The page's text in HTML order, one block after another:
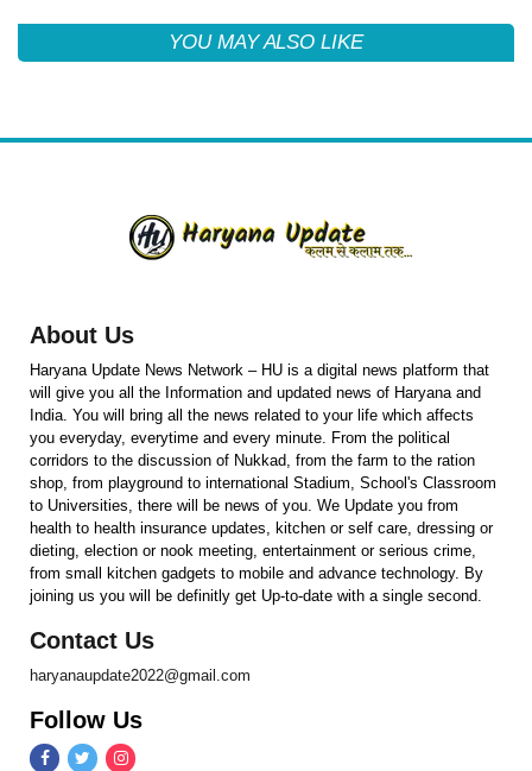
YOU MAY ALSO LIKE
About Us
Haryana Update News Network – HU is a digital news platform that
will give you all the Information and updated news of Haryana and
India. You will bring all the news related to your life which affects
you everyday, everytime and every minute. From the political
corridors to the discussion of Nukkad, from the farm to the ration
shop, from playground to international Stadium, School's Classroom
to Universities, there will be news of you. We Update you from
health to health insurance updates, kitchen or self care, dressing or
dieting, election or nook meeting, entertainment or serious crime,
from small kitchen gadgets to mobile and advance technology. By
joining us you will be definitly get Up-to-date with a single second.
Contact Us
haryanaupdate2022@gmail.com
Follow Us